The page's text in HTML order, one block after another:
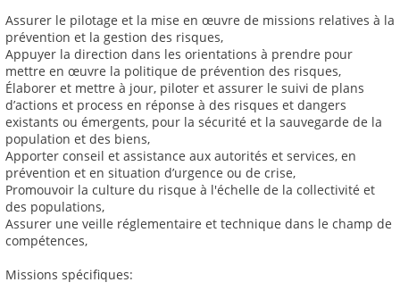
Assurer le pilotage et la mise en œuvre de missions relatives à la
prévention et la gestion des risques,
Appuyer la direction dans les orientations à prendre pour
mettre en œuvre la politique de prévention des risques,
Élaborer et mettre à jour, piloter et assurer le suivi de plans
d’actions et process en réponse à des risques et dangers
existants ou émergents, pour la sécurité et la sauvegarde de la
population et des biens,
Apporter conseil et assistance aux autorités et services, en
prévention et en situation d’urgence ou de crise,
Promouvoir la culture du risque à l'échelle de la collectivité et
des populations,
Assurer une veille réglementaire et technique dans le champ de
compétences,
Missions spécifiques: